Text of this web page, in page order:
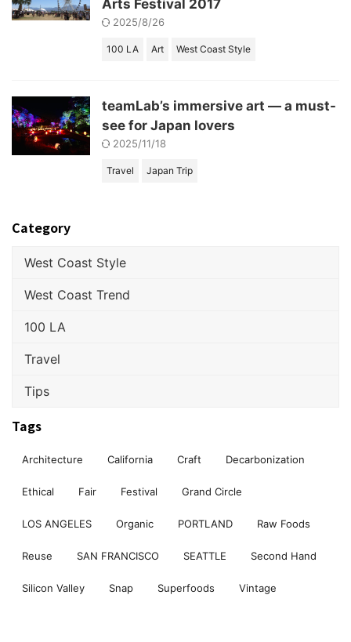
Arts Festival 2017
2025/8/26
100 LA Art West Coast Style
teamLab’s immersive art — a must-
see for Japan lovers
2025/11/18
Travel Japan Trip
Category
West Coast Style
West Coast Trend
100 LA
Travel
Tips
Tags
Architecture California Craft Decarbonization
Ethical Fair Festival Grand Circle
LOS ANGELES Organic PORTLAND Raw Foods
Reuse SAN FRANCISCO SEATTLE Second Hand
Silicon Valley Snap Superfoods Vintage